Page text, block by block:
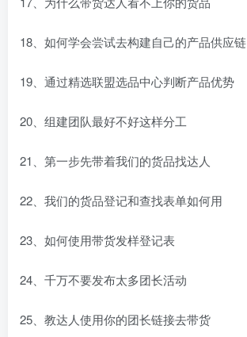
18、如何学会尝试去构建自己的产品供应链
19、通过精选联盟选品中心判断产品优势
20、组建团队最好不好这样分工
21、第一步先带着我们的货品找达人
22、我们的货品登记和查找表单如何用
23、如何使用带货发样登记表
24、千万不要发布太多团长活动
25、教达人使用你的团长链接去带货